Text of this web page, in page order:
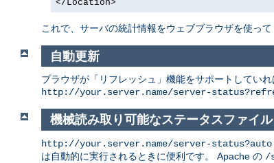
</Location>
これで、サーバの統計情報をウェブブラウザを使って
自動更新
ブラウザが「リフレッシュ」機能をサポートしてい
http://your.server.name/server-
機械読み取り可能なステータスファイル
http://your.server.name/server-status?auto
は自動的に実行されるときに便利です。 Apache の /